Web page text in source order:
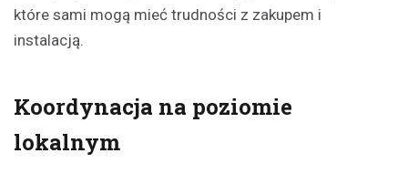
które sami mogą mieć trudności z zakupem i
instalacją.
Koordynacja na poziomie
lokalnym